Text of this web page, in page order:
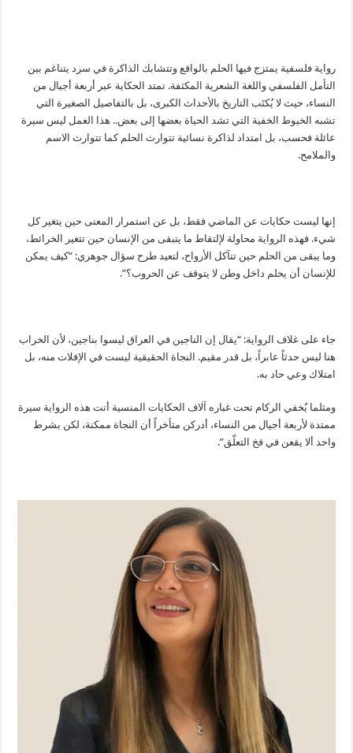
رواية فلسفية يمتزج فيها الحلم بالواقع وتتشابك الذاكرة في سرد يتناغم بين
التأمل الفلسفي واللغة الشعرية المكثفة. تمتد الحكاية عبر أربعة أجيال من
النساء، حيث لا يُكتَب التاريخ بالأحداث الكبرى، بل بالتفاصيل الصغيرة التي
تشبه الخيوط الخفية التي تشد الحياة بعضها إلى بعض.. هذا العمل ليس سيرة
عائلة فحسب، بل امتداد لذاكرة نسائية تتوارث الحلم كما تتوارث الاسم
والملامح.
إنها ليست حكايات عن الماضي فقط، بل عن استمرار المعنى حين يتغير كل
شيء. فهذه الرواية محاولة لإلتقاط ما يتبقى من الإنسان حين تتغير الخرائط،
وما يبقى من الحلم حين تتآكل الأرواح، لتعيد طرح سؤال جوهري: “كيف يمكن
للإنسان أن يحلم داخل وطن لا يتوقف عن الحروب؟”.
جاء على غلاف الرواية: “يقال إن الناجين في العراق ليسوا بناجين، لأن الخراب
هنا ليس حدثاً عابراً، بل قدر مقيم. النجاة الحقيقية ليست في الإفلات منه، بل
امتلاك وعي حاد به.
ومثلما يُخفي الركام تحت غباره آلاف الحكايات المنسية أتت هذه الرواية سيرة
ممتدة لأربعة أجيال من النساء، أدركن متأخراً أن النجاة ممكنة، لكن بشرط
واحد ألا يقعن في فخ التعلّق”.